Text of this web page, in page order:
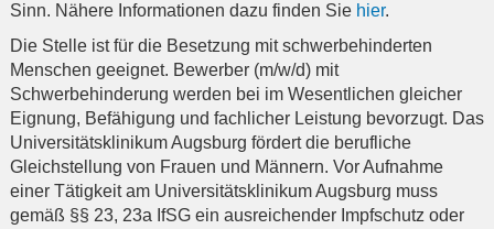
Sinn. Nähere Informationen dazu finden Sie hier.
Die Stelle ist für die Besetzung mit schwerbehinderten
Menschen geeignet. Bewerber (m/w/d) mit
Schwerbehinderung werden bei im Wesentlichen gleicher
Eignung, Befähigung und fachlicher Leistung bevorzugt. Das
Universitätsklinikum Augsburg fördert die berufliche
Gleichstellung von Frauen und Männern. Vor Aufnahme
einer Tätigkeit am Universitätsklinikum Augsburg muss
gemäß §§ 23, 23a IfSG ein ausreichender Impfschutz oder